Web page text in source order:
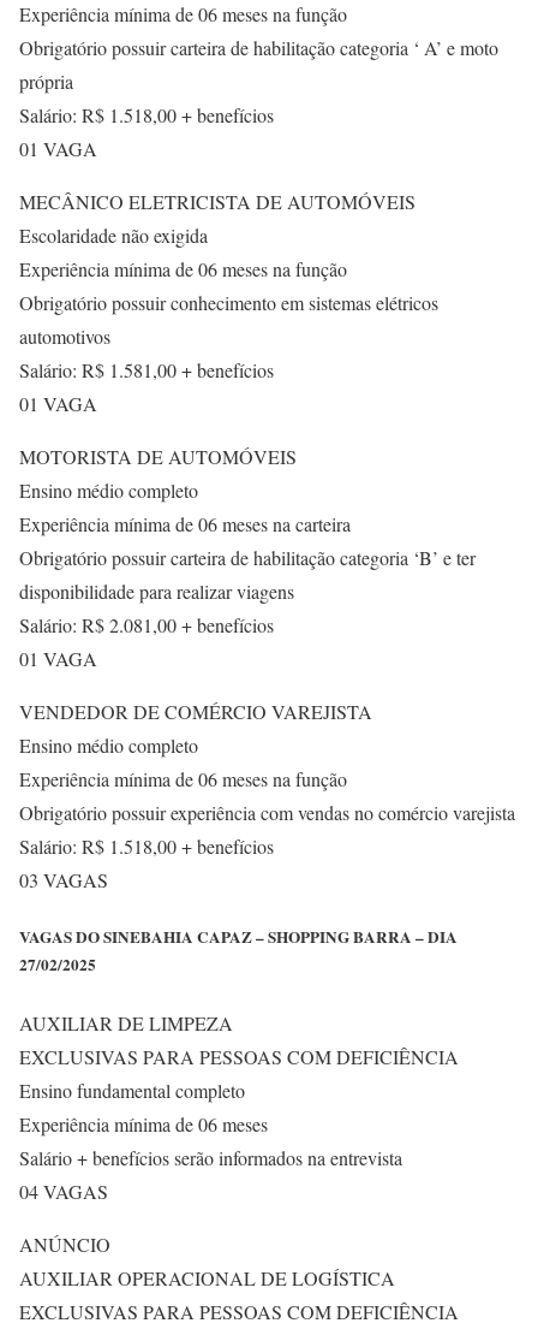
Experiência mínima de 06 meses na função
Obrigatório possuir carteira de habilitação categoria ‘ A’ e moto
própria
Salário: R$ 1.518,00 + benefícios
01 VAGA
MECÂNICO ELETRICISTA DE AUTOMÓVEIS
Escolaridade não exigida
Experiência mínima de 06 meses na função
Obrigatório possuir conhecimento em sistemas elétricos
automotivos
Salário: R$ 1.581,00 + benefícios
01 VAGA
MOTORISTA DE AUTOMÓVEIS
Ensino médio completo
Experiência mínima de 06 meses na carteira
Obrigatório possuir carteira de habilitação categoria ‘B’ e ter
disponibilidade para realizar viagens
Salário: R$ 2.081,00 + benefícios
01 VAGA
VENDEDOR DE COMÉRCIO VAREJISTA
Ensino médio completo
Experiência mínima de 06 meses na função
Obrigatório possuir experiência com vendas no comércio varejista
Salário: R$ 1.518,00 + benefícios
03 VAGAS
VAGAS DO SINEBAHIA CAPAZ – SHOPPING BARRA – DIA
27/02/2025
AUXILIAR DE LIMPEZA
EXCLUSIVAS PARA PESSOAS COM DEFICIÊNCIA
Ensino fundamental completo
Experiência mínima de 06 meses
Salário + benefícios serão informados na entrevista
04 VAGAS
ANÚNCIO
AUXILIAR OPERACIONAL DE LOGÍSTICA
EXCLUSIVAS PARA PESSOAS COM DEFICIÊNCIA